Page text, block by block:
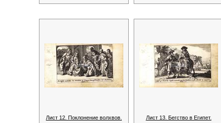
Лист 12. Поклонение волхвов. Лист 13. Бегство в Египет.